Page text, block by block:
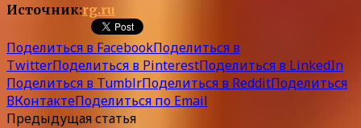
Источник:rg.ru
Поделиться в FacebookПоделиться в
TwitterПоделиться в PinterestПоделиться в LinkedIn
Поделиться в TumblrПоделиться в RedditПоделиться
ВКонтактеПоделиться по Email
Предыдущая статья